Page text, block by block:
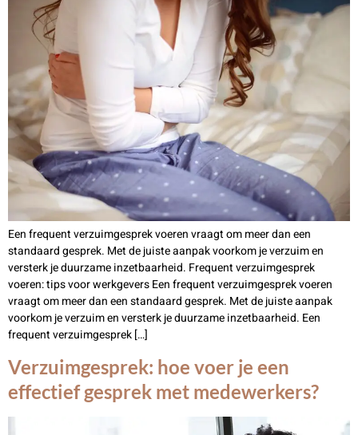
Een frequent verzuimgesprek voeren vraagt om meer dan een
standaard gesprek. Met de juiste aanpak voorkom je verzuim en
versterk je duurzame inzetbaarheid. Frequent verzuimgesprek
voeren: tips voor werkgevers Een frequent verzuimgesprek voeren
vraagt om meer dan een standaard gesprek. Met de juiste aanpak
voorkom je verzuim en versterk je duurzame inzetbaarheid. Een
frequent verzuimgesprek […]
Verzuimgesprek: hoe voer je een
effectief gesprek met medewerkers?